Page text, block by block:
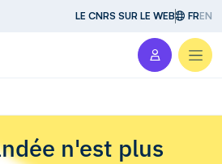
LE CNRS SUR LE WEB FREN
n'est plus